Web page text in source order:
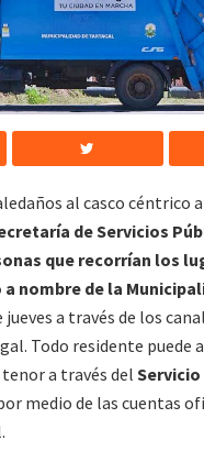
al casco céntrico
de Servicios
que recorrían los
nombre de la
a través de los
Todo residente puede
a través del Servicio
medio de las cuentas